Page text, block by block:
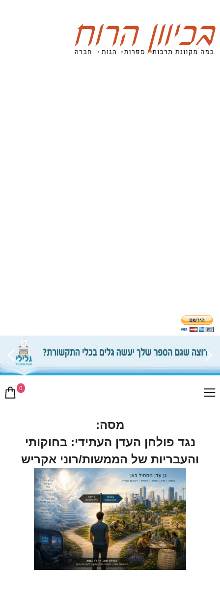
0
מסה:
נגד פולחן העדן העתידי: בחוקותי
והעבריות של הממשות/רוני אקריש